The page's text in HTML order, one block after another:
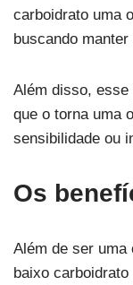
carboidrato uma
buscando
Além disso, esse
que o torna uma
sensibilidade ou
Os
Além de ser uma
baixo